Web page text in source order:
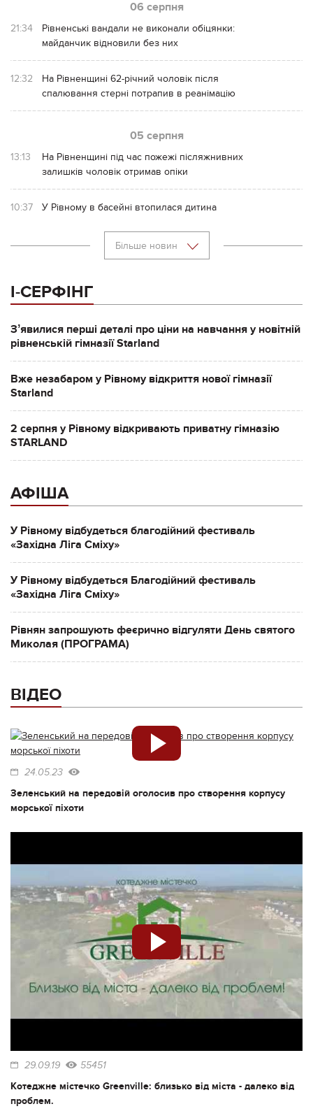
06 серпня
21:34
Рівненські вандали не виконали обіцянки:
майданчик відновили без них
12:32
На Рівненщині 62-річний чоловік після
спалювання стерні потрапив в реанімацію
05 серпня
13:13
На Рівненщині під час пожежі післяжнивних
залишків чоловік отримав опіки
10:37 У Рівному в басейні втопилася дитина
Більше новин
І-СЕРФІНГ
Зʼявилися перші деталі про ціни на навчання у новітній
рівненській гімназії Starland
Вже незабаром у Рівному відкриття нової гімназії
Starland
2 серпня у Рівному відкривають приватну гімназію
STARLAND
АФІША
У Рівному відбудеться благодійний фестиваль
«Західна Ліга Сміху»
У Рівному відбудеться Благодійний фестиваль
«Західна Ліга Сміху»
Рівнян запрошують феєрично відгуляти День святого
Миколая (ПРОГРАМА)
ВІДЕО
24.05.23
Зеленський на передовій оголосив про створення корпусу
морської піхоти
29.09.19 55451
Котеджне містечко Greenville: близько від міста - далеко від
проблем.